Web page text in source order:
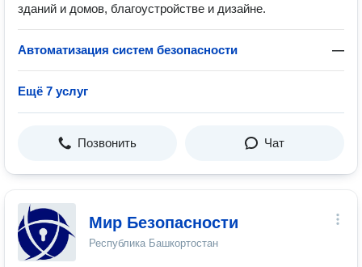
зданий и домов, благоустройстве и дизайне.
Автоматизация систем безопасности —
Ещё 7 услуг
Позвонить Чат
Мир Безопасности
Республика Башкортостан